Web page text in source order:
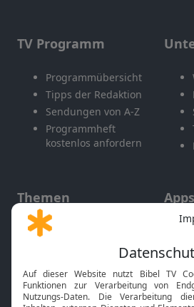
TV Programm
Programmübersicht
Tipps der Redaktion
Sendungen von A-Z
Programmheft
kostenlos anfordern
Themen
Gott und Bibel erklärt
Neuigkeiten